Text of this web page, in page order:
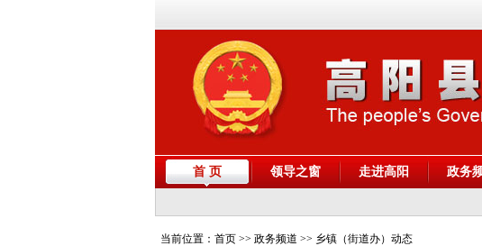
首 页 领导之窗 走进高阳 政务
当前位置： 首页 >> 政务频道 >> 乡镇（街道办）动态